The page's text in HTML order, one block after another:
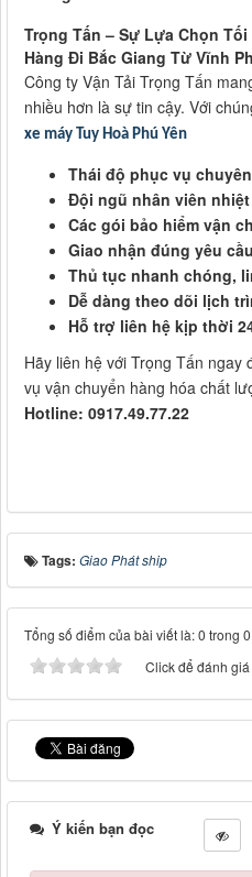
Trọng Tấn – Sự Lựa Chọn
Hàng Đi Bắc Giang Từ Vĩnh
Công ty Vận Tải Trọng Tấn
nhiều hơn là sự tin cậy. Với
xe máy Tuy Hoà Phú Yên
Thái độ phục vụ
Đội ngũ nhân viên
Các gói bảo hiểm vận
Giao nhận đúng yêu
Thủ tục nhanh chóng,
Dễ dàng theo dõi lịch
Hỗ trợ liên hệ kịp thời
Hãy liên hệ với Trọng Tấn
vụ vận chuyển hàng hóa chất
Hotline: 0917.49.77.22
Tags: Giao Phát ship
Tổng số điểm của bài viết là: 0 trong
Click để đánh
Ý kiến bạn đọc